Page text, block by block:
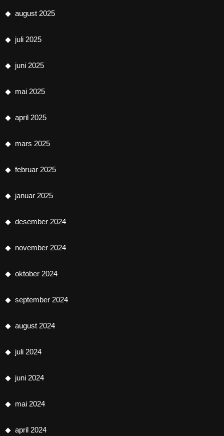
august 2025
juli 2025
juni 2025
mai 2025
april 2025
mars 2025
februar 2025
januar 2025
desember 2024
november 2024
oktober 2024
september 2024
august 2024
juli 2024
juni 2024
mai 2024
april 2024